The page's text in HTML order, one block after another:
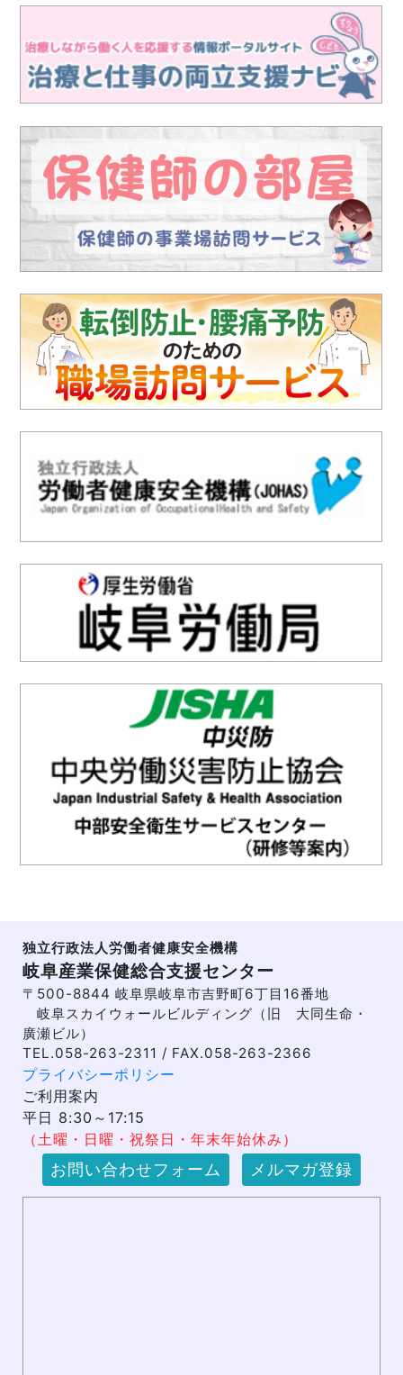
独立行政法人労働者健康安全機構
岐阜産業保健総合支援センター
〒500-8844 岐阜県岐阜市吉野町6丁目16番地
岐阜スカイウォールビルディング（旧 大同生命・
廣瀬ビル）
TEL.058-263-2311 / FAX.058-263-2366
プライバシーポリシー
ご利用案内
平日 8:30～17:15
（土曜・日曜・祝祭日・年末年始休み）
お問い合わせフォーム メルマガ登録